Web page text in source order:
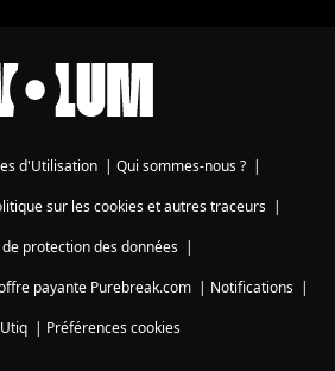
d'Utilisation | Qui sommes-nous ? |
sur les cookies et autres traceurs|
protection des données|
payante Purebreak.com | Notifications |
| Préférences cookies